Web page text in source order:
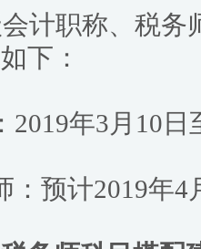
职称、税务
下：
年3月10日
预计2019年4